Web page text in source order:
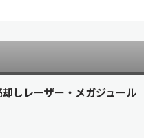
しレーザー・メガジュール